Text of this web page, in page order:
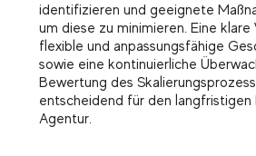
identifizieren und geeignete
um diese zu minimieren. Eine klare
flexible und anpassungsfähige
sowie eine kontinuierliche
Bewertung des
entscheidend für den langfristigen
Agentur.